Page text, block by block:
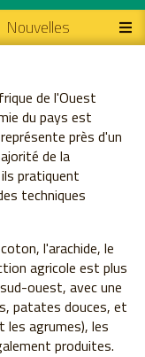
Nouvelles
de l'Ouest
du pays est
près d'un
de la
pratiquent
techniques
l'arachide, le
agricole est plus
ouest, avec une
patates douces, et
les agrumes), les
produites.